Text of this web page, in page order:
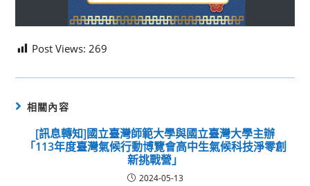
Post Views: 269
相關內容
[訊息轉知]國立臺灣師範大學與國立臺灣大學主辦
「113年度臺灣氣候行動博覽會高中生氣候科技淨零創
新挑戰營」
2024-05-13